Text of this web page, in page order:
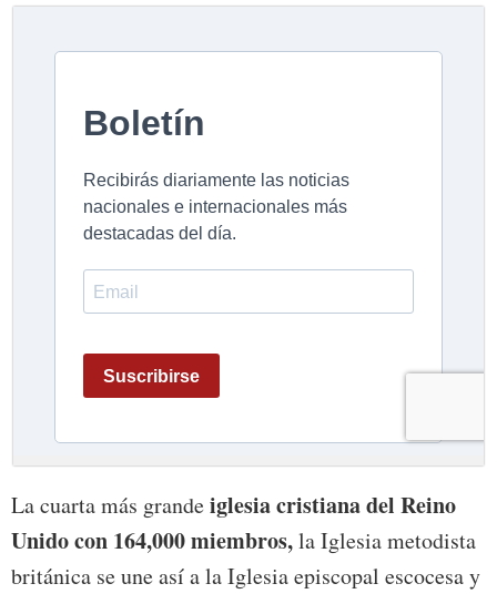
La cuarta más grandeiglesia cristiana del Reino
Unido con 164,000 miembros,la Iglesia metodista
británica se une así a la Iglesia episcopal escocesa y